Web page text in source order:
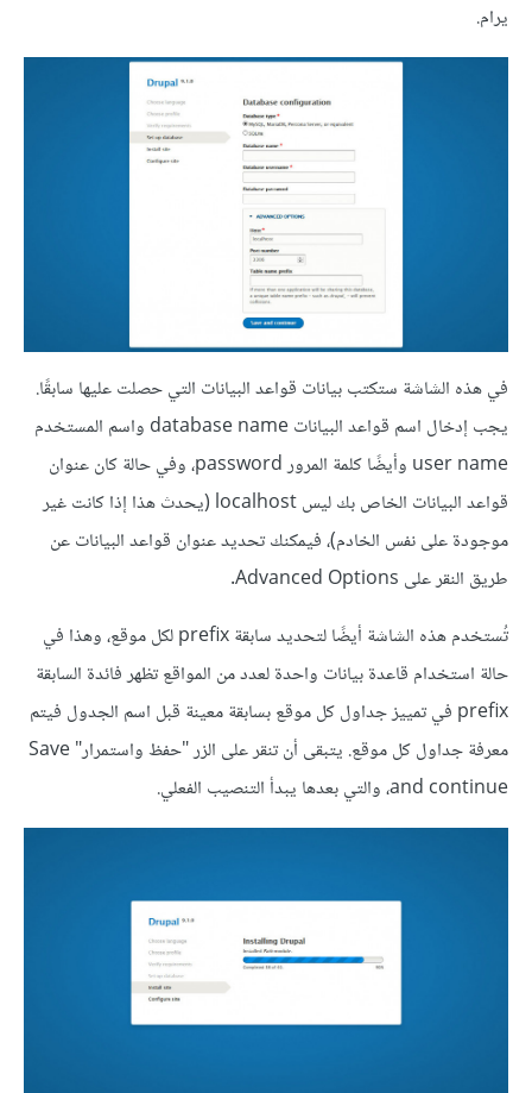
يرام.
في هذه الشاشة ستكتب بيانات قواعد البيانات التي حصلت عليها سابقًا.
يجب إدخال اسم قواعد البيانات database name واسم المستخدم
user name وأيضًا كلمة المرور password، وفي حالة كان عنوان
قواعد البيانات الخاص بك ليس localhost (يحدث هذا إذا كانت غير
موجودة على نفس الخادم)، فيمكنك تحديد عنوان قواعد البيانات عن
طريق النقر على Advanced Options.
تُستخدم هذه الشاشة أيضًا لتحديد سابقة prefix لكل موقع، وهذا في
حالة استخدام قاعدة بيانات واحدة لعدد من المواقع تظهر فائدة السابقة
prefix في تمييز جداول كل موقع بسابقة معينة قبل اسم الجدول فيتم
معرفة جداول كل موقع. يتبقى أن تنقر على الزر "حفظ واستمرار" Save
and continue، والتي بعدها يبدأ التنصيب الفعلي.